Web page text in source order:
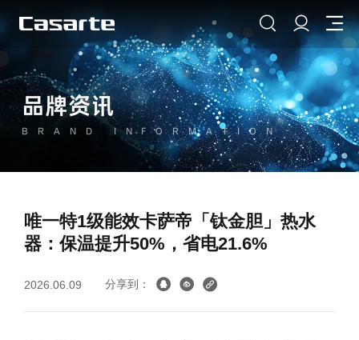
品牌资讯
BRAND INFORMATION
唯一特1级能效卡萨帝「钛金胆」热水
器：保温提升50%，省电21.6%
2026.06.09 分享到：